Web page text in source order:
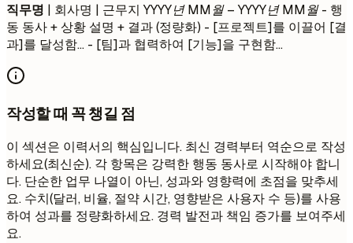
직무명 | 회사명 | 근무지 YYYY년 MM월 – YYYY년 MM월- 행
동 동사 + 상황 설명 + 결과 (정량화) - [프로젝트]를 이끌어 [결
과]를 달성함... - [팀]과 협력하여 [기능]을 구현함...
작성할 때 꼭 챙길 점
이 섹션은 이력서의 핵심입니다. 최신 경력부터 역순으로 작성
하세요(최신순). 각 항목은 강력한 행동 동사로 시작해야 합니
다. 단순한 업무 나열이 아닌, 성과와 영향력에 초점을 맞추세
요. 수치(달러, 비율, 절약 시간, 영향받은 사용자 수 등)를 사용
하여 성과를 정량화하세요. 경력 발전과 책임 증가를 보여주세
요.